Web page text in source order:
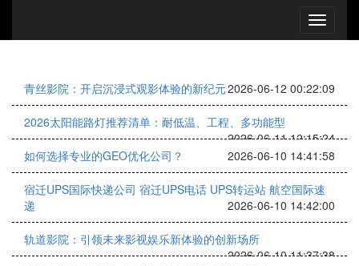
青丝影院：开启沉浸式观影体验的新纪元2026-06-12 00:22:09
2026太阳能路灯推荐清单：耐低温、工程、多功能型
2026-06-11 12:15:24
如何选择专业的GEO优化公司？
2026-06-10 14:41:58
宿迁UPS国际快递公司 宿迁UPS电话 UPS转运站 航空国际速
递
2026-06-10 14:42:00
轨道影院：引领未来影视娱乐新体验的创新场所
2026-06-10 11:37:38